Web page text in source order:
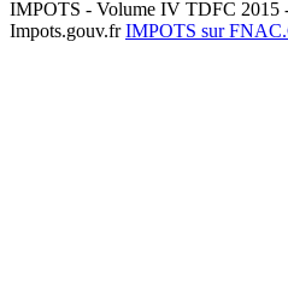
IMPOTS - Volume IV TDFC 2015
Impots.gouv.frIMPOTS sur